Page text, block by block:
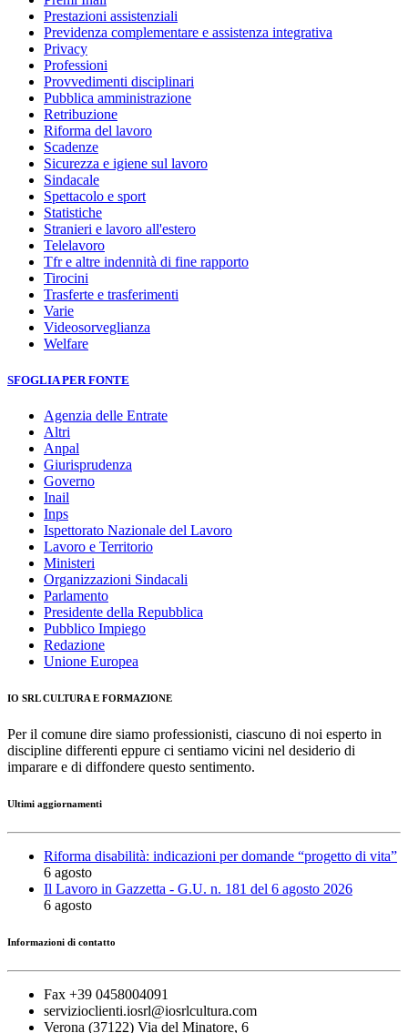
Prestazioni assistenziali
Previdenza complementare e assistenza integrativa
Privacy
Professioni
Provvedimenti disciplinari
Pubblica amministrazione
Retribuzione
Riforma del lavoro
Scadenze
Sicurezza e igiene sul lavoro
Sindacale
Spettacolo e sport
Statistiche
Stranieri e lavoro all'estero
Telelavoro
Tfr e altre indennità di fine rapporto
Tirocini
Trasferte e trasferimenti
Varie
Videosorveglianza
Welfare
SFOGLIA PER FONTE
Agenzia delle Entrate
Altri
Anpal
Giurisprudenza
Governo
Inail
Inps
Ispettorato Nazionale del Lavoro
Lavoro e Territorio
Ministeri
Organizzazioni Sindacali
Parlamento
Presidente della Repubblica
Pubblico Impiego
Redazione
Unione Europea
IO SRL CULTURA E FORMAZIONE
Per il comune dire siamo professionisti, ciascuno di noi esperto in
discipline differenti eppure ci sentiamo vicini nel desiderio di
imparare e di diffondere questo sentimento.
Ultimi aggiornamenti
Riforma disabilità: indicazioni per domande “progetto di vita”
6 agosto
Il Lavoro in Gazzetta - G.U. n. 181 del 6 agosto 2026
6 agosto
Informazioni di contatto
Fax +39 0458004091
servizioclienti.iosrl@iosrlcultura.com
Verona (37122) Via del Minatore, 6